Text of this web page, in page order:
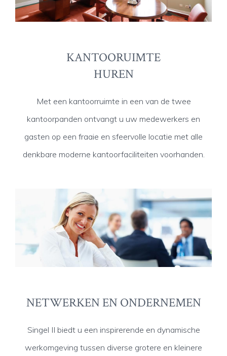
KANTOORUIMTE
HUREN
Met een kantoorruimte in een van de twee
kantoorpanden ontvangt u uw medewerkers en
gasten op een fraaie en sfeervolle locatie met alle
denkbare moderne kantoorfaciliteiten voorhanden.
NETWERKEN EN ONDERNEMEN
Singel II biedt u een inspirerende en dynamische
werkomgeving tussen diverse grotere en kleinere